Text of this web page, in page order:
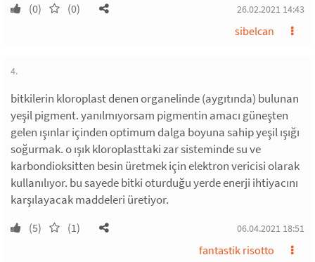
(0) (0) 26.02.2021 14:43
sibelcan
4.
bitkilerin kloroplast denen organelinde (aygıtında) bulunan
yeşil pigment. yanılmıyorsam pigmentin amacı güneşten
gelen ışınlar içinden optimum dalga boyuna sahip yeşil ışığı
soğurmak. o ışık kloroplasttaki zar sisteminde su ve
karbondioksitten besin üretmek için elektron vericisi olarak
kullanılıyor. bu sayede bitki oturduğu yerde enerji ihtiyacını
karşılayacak maddeleri üretiyor.
(5) (1) 06.04.2021 18:51
fantastik risotto